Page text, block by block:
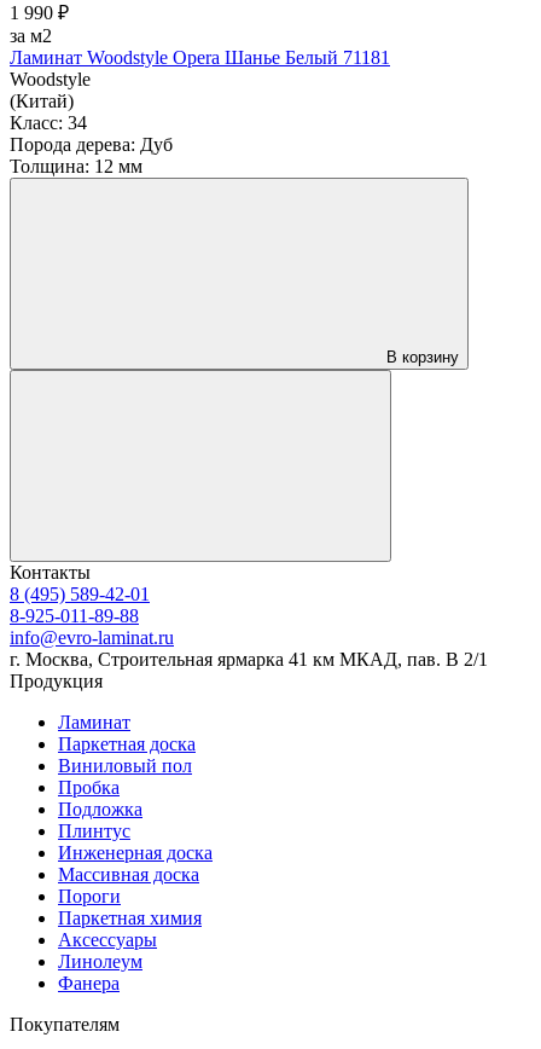
1 990 ₽
за м2
Ламинат Woodstyle Opera Шанье Белый 71181
Woodstyle
(Китай)
Класс: 34
Порода дерева: Дуб
Толщина: 12 мм
В корзину
Контакты
8 (495) 589-42-01
8-925-011-89-88
info@evro-laminat.ru
г. Москва, Строительная ярмарка 41 км МКАД, пав. В 2/1
Продукция
Ламинат
Паркетная доска
Виниловый пол
Пробка
Подложка
Плинтус
Инженерная доска
Массивная доска
Пороги
Паркетная химия
Аксессуары
Линолеум
Фанера
Покупателям